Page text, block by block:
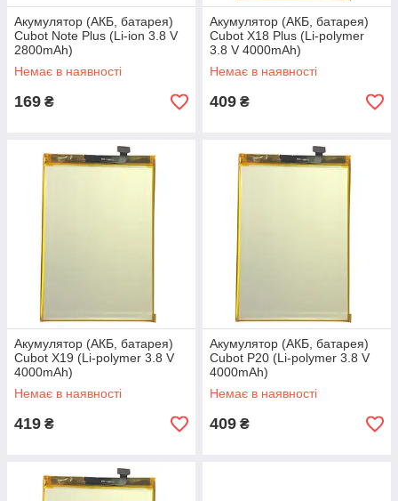
Акумулятор (АКБ, батарея)
Cubot Note Plus (Li-ion 3.8 V
2800mAh)
Немає в наявності
169 ₴
Акумулятор (АКБ, батарея)
Cubot X18 Plus (Li-polymer
3.8 V 4000mAh)
Немає в наявності
409 ₴
Акумулятор (АКБ, батарея)
Cubot X19 (Li-polymer 3.8 V
4000mAh)
Немає в наявності
419 ₴
Акумулятор (АКБ, батарея)
Cubot P20 (Li-polymer 3.8 V
4000mAh)
Немає в наявності
409 ₴